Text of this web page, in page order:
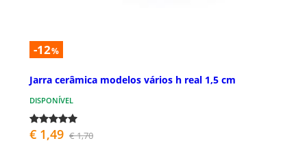
-12%
Jarra cerâmica modelos vários h real 1,5 cm
DISPONÍVEL
€ 1,49 € 1,70